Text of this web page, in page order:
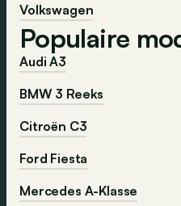
Volkswagen
Populaire
Audi A3
BMW 3 Reeks
Citroën C3
Ford Fiesta
Mercedes A-Klasse